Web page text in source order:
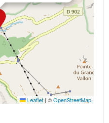
Leaflet | ©OpenStreetMap